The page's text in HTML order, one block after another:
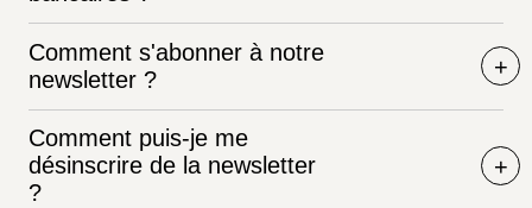
Comment s'abonner à notre
newsletter ?
Comment puis-je me
désinscrire de la newsletter
?